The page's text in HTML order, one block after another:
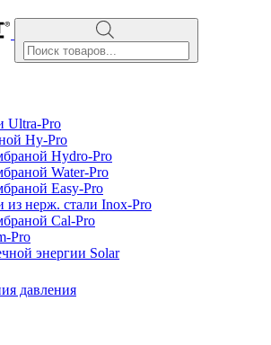
товаров
Ultra-Pro
Hy-Pro
Hydro-Pro
Water-Pro
Easy-Pro
из нерж. стали Inox-Pro
Cal-Pro
Pro
энергии Solar
давления